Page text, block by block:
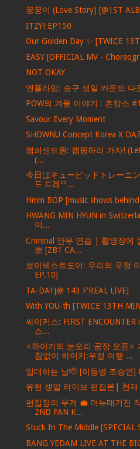
꿍꿍이 (Love Story) [@1ST
ITZY! EP150
Our Golden Day ✨ [TWICE
EASY [OFFICIAL MV -
NOT OKAY
엔플라잉: 승구 생일 카운트 다
POW의 겨울 이야기 : 촌캉스
Savour Every Moment
SHOWNU Concept Korea X
앰퍼샌드원: 캠핑하러 가자!
(...
今日はキューピッドトレーニング
드 트레ᄋ...
Hmm BOP [music shows
HWANG MIN HYUN in
이...
Criminal 안무 연습 | 촬영장에
뽀 [ZB1 CA...
보이넥스트도어: 우리의 우정
EP.10]
TA-DA! [@ 143 F'REAL LIVE]
With YOU-th [TWICE 13TH
싸이커스: FIRST
스...
⭐하이키의 눈오리 공장 오픈
침없이 하이키:우정 여행 ...
입대하는 날🫡 [이등병 조승연]
유현 생일 라이브 편집본| 천
편집장의 무게 💼 더뉴매거진
2ND FAN K...
Stuck In The Middle [SPECIAL
BANG YEDAM LIVE AT THE